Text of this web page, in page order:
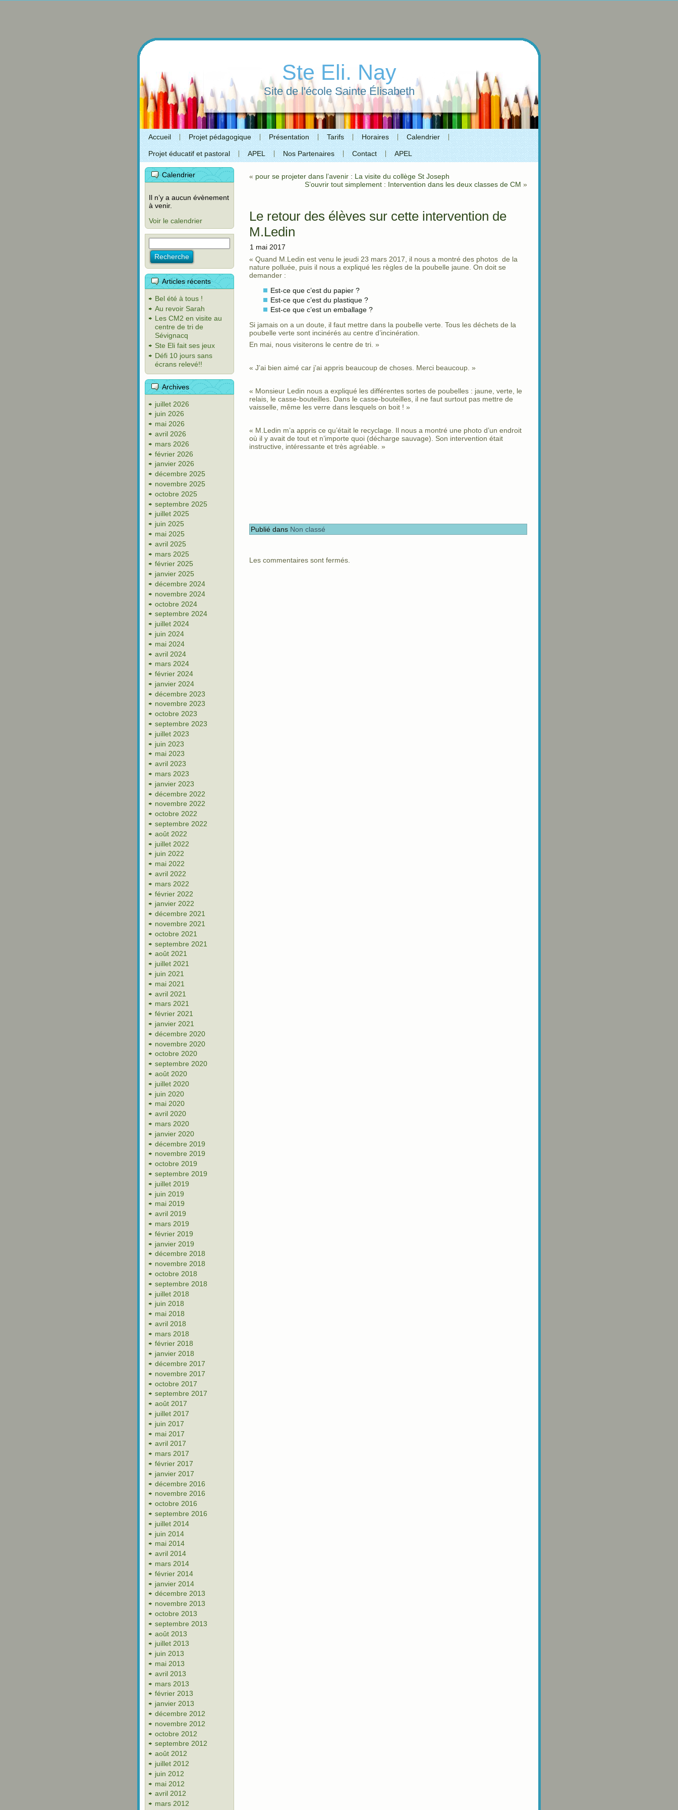
Ste Eli. Nay
Site de l'école Sainte Élisabeth
Accueil Projet pédagogique Présentation Tarifs Horaires Calendrier
Projet éducatif et pastoral APEL Nos Partenaires Contact APEL
Calendrier
Il n’y a aucun évènement
à venir.
Voir le calendrier
Articles récents
Bel été à tous !
Au revoir Sarah
Les CM2 en visite au
centre de tri de
Sévignacq
Ste Eli fait ses jeux
Défi 10 jours sans
écrans relevé!!
Archives
juillet 2026
juin 2026
mai 2026
avril 2026
mars 2026
février 2026
janvier 2026
décembre 2025
novembre 2025
octobre 2025
septembre 2025
juillet 2025
juin 2025
mai 2025
avril 2025
mars 2025
février 2025
janvier 2025
décembre 2024
novembre 2024
octobre 2024
septembre 2024
juillet 2024
juin 2024
mai 2024
avril 2024
mars 2024
février 2024
janvier 2024
décembre 2023
novembre 2023
octobre 2023
septembre 2023
juillet 2023
juin 2023
mai 2023
avril 2023
mars 2023
janvier 2023
décembre 2022
novembre 2022
octobre 2022
septembre 2022
août 2022
juillet 2022
juin 2022
mai 2022
avril 2022
mars 2022
février 2022
janvier 2022
décembre 2021
novembre 2021
octobre 2021
septembre 2021
août 2021
juillet 2021
juin 2021
mai 2021
avril 2021
mars 2021
février 2021
janvier 2021
décembre 2020
novembre 2020
octobre 2020
septembre 2020
août 2020
juillet 2020
juin 2020
mai 2020
avril 2020
mars 2020
janvier 2020
décembre 2019
novembre 2019
octobre 2019
septembre 2019
juillet 2019
juin 2019
mai 2019
avril 2019
mars 2019
février 2019
janvier 2019
décembre 2018
novembre 2018
octobre 2018
septembre 2018
juillet 2018
juin 2018
mai 2018
avril 2018
mars 2018
février 2018
janvier 2018
décembre 2017
novembre 2017
octobre 2017
septembre 2017
août 2017
juillet 2017
juin 2017
mai 2017
avril 2017
mars 2017
février 2017
janvier 2017
décembre 2016
novembre 2016
octobre 2016
septembre 2016
juillet 2014
juin 2014
mai 2014
avril 2014
mars 2014
février 2014
janvier 2014
décembre 2013
novembre 2013
octobre 2013
septembre 2013
août 2013
juillet 2013
juin 2013
mai 2013
avril 2013
mars 2013
février 2013
janvier 2013
décembre 2012
novembre 2012
octobre 2012
septembre 2012
août 2012
juillet 2012
juin 2012
mai 2012
avril 2012
mars 2012
« pour se projeter dans l’avenir : La visite du collège St Joseph
S’ouvrir tout simplement : Intervention dans les deux classes de CM »
Le retour des élèves sur cette intervention de
M.Ledin
1 mai 2017
« Quand M.Ledin est venu le jeudi 23 mars 2017, il nous a montré des photos de la
nature polluée, puis il nous a expliqué les règles de la poubelle jaune. On doit se
demander :
Est-ce que c’est du papier ?
Est-ce que c’est du plastique ?
Est-ce que c’est un emballage ?
Si jamais on a un doute, il faut mettre dans la poubelle verte. Tous les déchets de la
poubelle verte sont incinérés au centre d’incinération.
En mai, nous visiterons le centre de tri. »
« J’ai bien aimé car j’ai appris beaucoup de choses. Merci beaucoup. »
« Monsieur Ledin nous a expliqué les différentes sortes de poubelles : jaune, verte, le
relais, le casse-bouteilles. Dans le casse-bouteilles, il ne faut surtout pas mettre de
vaisselle, même les verre dans lesquels on boit ! »
« M.Ledin m’a appris ce qu’était le recyclage. Il nous a montré une photo d’un endroit
où il y avait de tout et n’importe quoi (décharge sauvage). Son intervention était
instructive, intéressante et très agréable. »
Publié dans Non classé
Les commentaires sont fermés.